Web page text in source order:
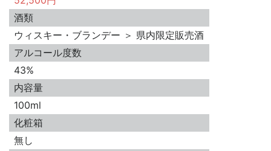
酒類
ウィスキー・ブランデー ＞ 県内限定販売酒
アルコール度数
43%
内容量
100ml
化粧箱
無し